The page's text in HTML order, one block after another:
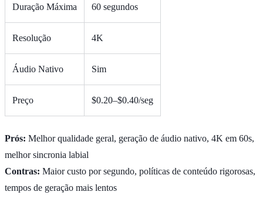
Duração Máxima 60 segundos
Resolução 4K
Áudio Nativo Sim
Preço $0.20–$0.40/seg
Prós: Melhor qualidade geral, geração de áudio nativo, 4K em 60s,
melhor sincronia labial
Contras: Maior custo por segundo, políticas de conteúdo rigorosas,
tempos de geração mais lentos